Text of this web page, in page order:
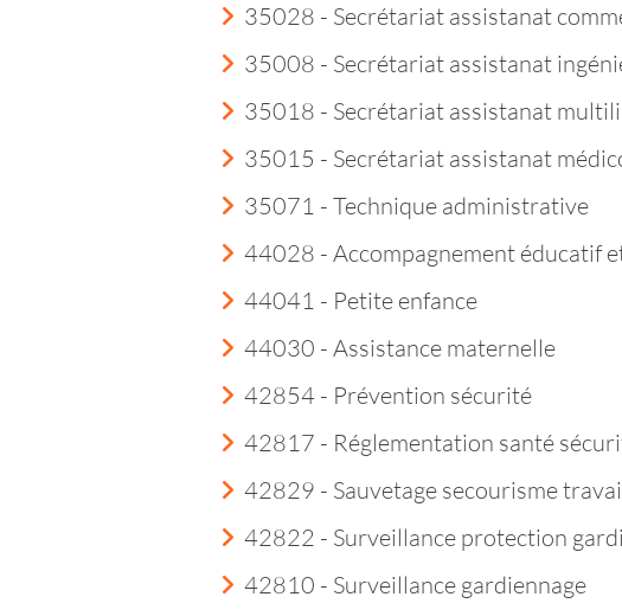
35028 - Secrétariat assistanat
35008 - Secrétariat assistanat
35018 - Secrétariat assistanat
35015 - Secrétariat assistanat
35071 - Technique administrative
44028 - Accompagnement éducatif
44041 - Petite enfance
44030 - Assistance maternelle
42854 - Prévention sécurité
42817 - Réglementation santé
42829 - Sauvetage secourisme
42822 - Surveillance protection
42810 - Surveillance gardiennage